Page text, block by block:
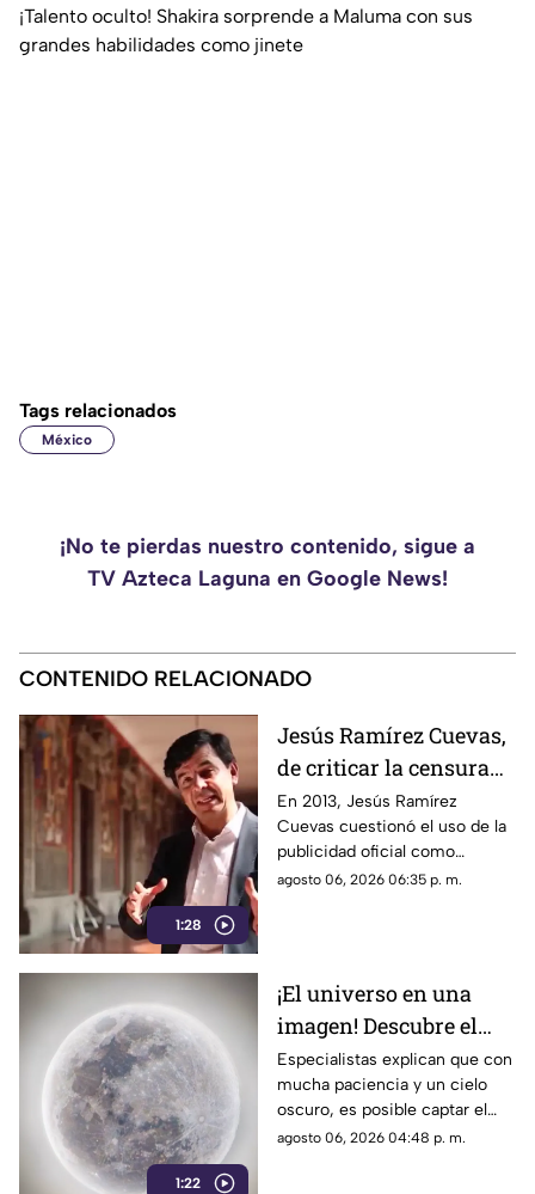
¡Talento oculto! Shakira sorprende a Maluma con sus
grandes habilidades como jinete
Tags relacionados
México
¡No te pierdas nuestro contenido, sigue a
TV Azteca Laguna en Google News!
CONTENIDO RELACIONADO
1:28
Jesús Ramírez Cuevas,
de criticar la censura
por publicidad oficial a
ser señalado por
estrategia de control
informativo
En 2013, Jesús Ramírez
Cuevas cuestionó el uso de la
publicidad oficial como
herramienta para presionar a
relacionadas con la difusión de
la información.
agosto 06, 2026 06:35 p. m.
1:22
¡El universo en una
imagen! Descubre el
fascinante mundo de la
astrofotografía en La
Laguna
Especialistas explican que con
mucha paciencia y un cielo
oscuro, es posible captar el
aparente movimiento de las
agosto 06, 2026 04:48 p. m.